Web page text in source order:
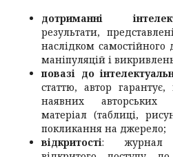
дотриманні
результати,
наслідком самостійного
маніпуляцій і
повазі до
статтю, автор
наявних авторських
матеріал (таблиці,
покликання на джерело;
відкритості: журнал